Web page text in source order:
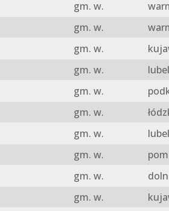
gm. w.
gm. w.
gm. w.
gm. w.
gm. w.
gm. w.
gm. w.
gm. w.
gm. w.
gm. w.